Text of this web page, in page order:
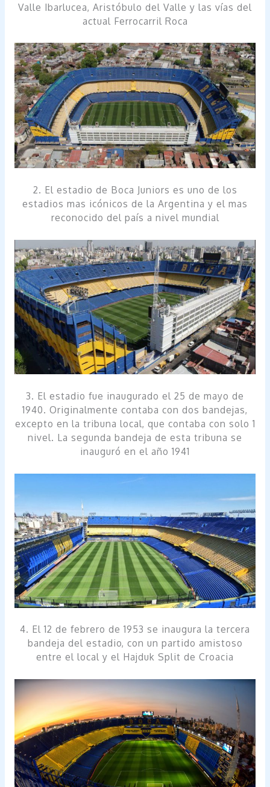
Valle Ibarlucea, Aristóbulo del Valle y las vías del
actual Ferrocarril Roca
2. El estadio de Boca Juniors es uno de los
estadios mas icónicos de la Argentina y el mas
reconocido del país a nivel mundial
3. El estadio fue inaugurado el 25 de mayo de
1940. Originalmente contaba con dos bandejas,
excepto en la tribuna local, que contaba con solo 1
nivel. La segunda bandeja de esta tribuna se
inauguró en el año 1941
4. El 12 de febrero de 1953 se inaugura la tercera
bandeja del estadio, con un partido amistoso
entre el local y el Hajduk Split de Croacia